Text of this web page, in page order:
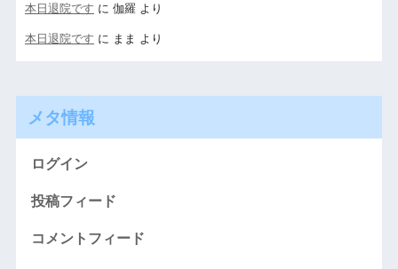
本日退院です に 伽羅より
本日退院です に まま より
メタ情報
ログイン
投稿フィード
コメントフィード